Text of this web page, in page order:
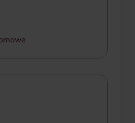
studiów podyplomowych.